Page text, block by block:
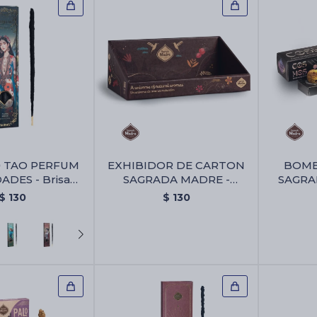
TAO PERFUM
- Brisa
Floral
$ 130
EXHIBIDOR DE CARTON
SAGRADA MADRE -
Exhibidor De Carton
$ 130